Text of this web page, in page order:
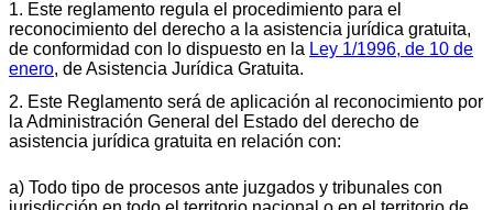
1. Este reglamento regula el procedimiento para el
reconocimiento del derecho a la asistencia jurídica gratuita,
de conformidad con lo dispuesto en la Ley 1/1996, de 10 de
enero, de Asistencia Jurídica Gratuita.
2. Este Reglamento será de aplicación al reconocimiento por
la Administración General del Estado del derecho de
asistencia jurídica gratuita en relación con:
a) Todo tipo de procesos ante juzgados y tribunales con